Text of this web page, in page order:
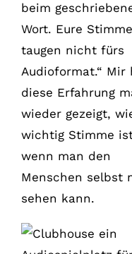
beim
Wort. Eure
taugen nicht fürs
Audioformat.“ Mir
diese Erfahrung
wieder gezeigt,
wichtig Stimme
wenn man den
Menschen selbst
sehen kann.